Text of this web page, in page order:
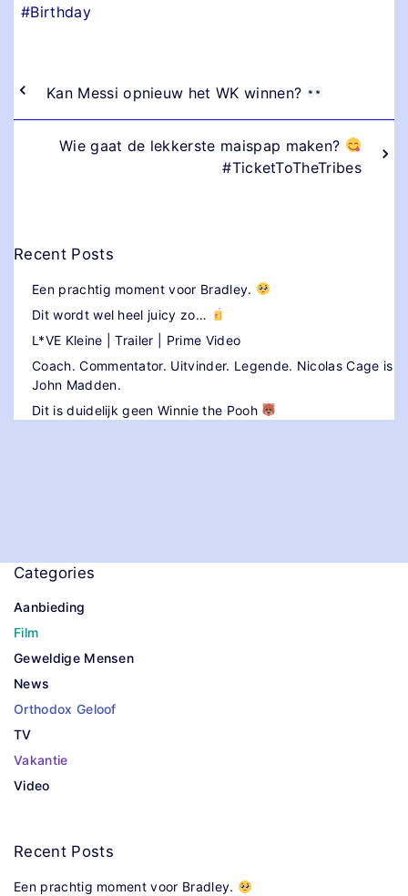
#Birthday
Kan Messi opnieuw het WK winnen?
Wie gaat de lekkerste maispap maken?
#TicketToTheTribes
Recent Posts
Een prachtig moment voor Bradley.
Dit wordt wel heel juicy zo…
L*VE Kleine | Trailer | Prime Video
Coach. Commentator. Uitvinder. Legende. Nicolas Cage is
John Madden.
Dit is duidelijk geen Winnie the Pooh
Categories
Aanbieding
Film
Geweldige Mensen
News
Orthodox Geloof
TV
Vakantie
Video
Recent Posts
Een prachtig moment voor Bradley.